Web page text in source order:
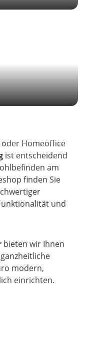
Homeoffice
ist entscheidend
am
finden Sie
und
bieten wir Ihnen
modern,
einrichten.